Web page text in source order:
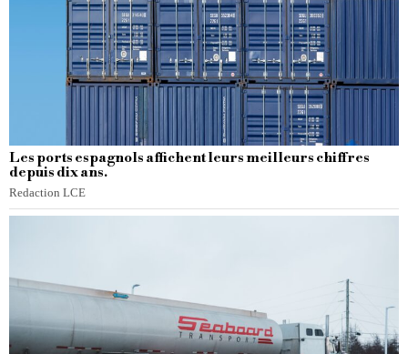
Les ports espagnols affichent leurs meilleurs chiffres
depuis dix ans.
Redaction LCE